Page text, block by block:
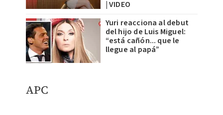
| VIDEO
Yuri reacciona al debut
del hijo de Luis Miguel:
“está cañón... que le
llegue al papá”
APC